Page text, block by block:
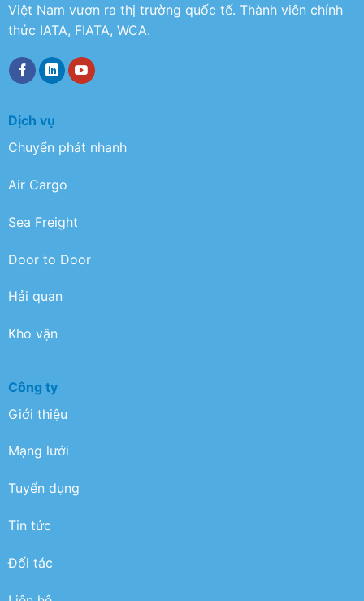
Việt Nam vươn ra thị trường quốc tế. Thành viên chính
thức IATA, FIATA, WCA.
Dịch vụ
Chuyển phát nhanh
Air Cargo
Sea Freight
Door to Door
Hải quan
Kho vận
Công ty
Giới thiệu
Mạng lưới
Tuyển dụng
Tin tức
Đối tác